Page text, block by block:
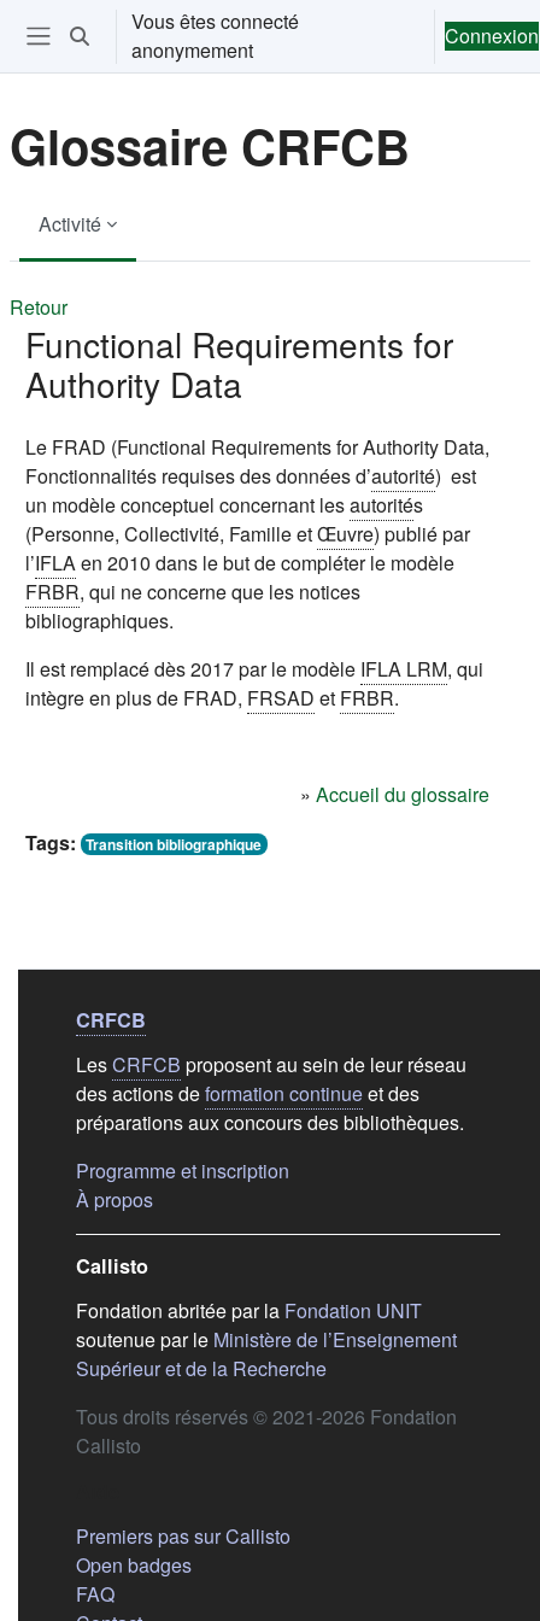
Passer au contenu principal
Ouvrir le menu de navigation
Activer/désactiver la saisie de recherche
Vous êtes connecté
anonymement
Connexion
Glossaire CRFCB
Activité
Retour
Functional Requirements for
Authority Data
Le FRAD (Functional Requirements for Authority Data,
Fonctionnalités requises des données d’autorité) est
un modèle conceptuel concernant lesautorités
(Personne, Collectivité, Famille etŒuvre) publié par
l’IFLAen 2010 dans le but de compléter le modèle
FRBR, qui ne concerne que les notices
bibliographiques.
Il est remplacé dès 2017 par le modèle IFLA LRM, qui
intègre en plus de FRAD, FRSAD et FRBR.
» Accueil du glossaire
Tags: Transition bibliographique
Liens de bas de
CRFCB
LesCRFCB proposent au sein de leur réseau
des actions deformation continueet des
préparations aux concours des bibliothèques.
Programme et inscription
À propos(s'ouvre dans un nouvel onglet)
Callisto
Fondation abritée par la Fondation UNIT(s'ouvre
soutenue par le Ministère de l’Enseignement
Supérieur et de la Recherche(s'ouvre dans un nouvel
Tous droits réservés © 2021-2026 Fondation
Callisto
Premiers pas sur Callisto
Open badges
FAQ